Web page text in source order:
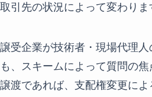
取引先の状況によって変わりま
譲受企業が技術者・現場代理
も、スキームによって質問の
譲渡であれば、支配権変更に